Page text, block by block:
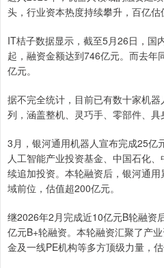
头，行业资本热度持续攀升，百亿估
IT桔子数据显示，截至5月26日，国
起，融资金额达到746亿元。而去年
亿元。
据不完全统计，目前已有数十家机
列，涵盖整机、灵巧手、零部件、具
3月，银河通用机器人宣布完成25亿
人工智能产业投资基金、中国石化
续追加投资。本轮融资后，银河通
域前位，估值超200亿元。
继2026年2月完成近10亿元B轮融资
亿元B+轮融资。本轮融资汇聚了产
金及一线PE机构等多方顶级力量，估